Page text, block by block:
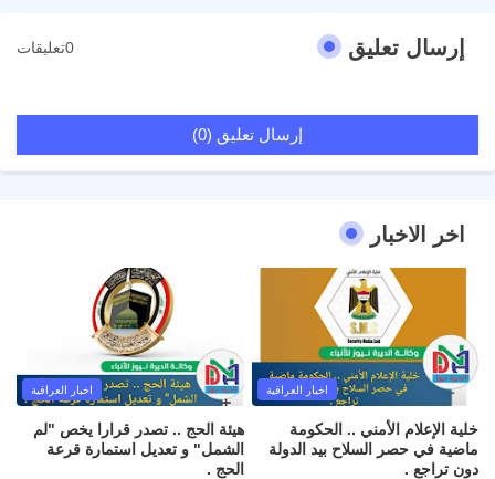
إرسال تعليق 0تعليقات
إرسال تعليق (0)
اخر الاخبار
اخبار العراقية
خلية الإعلام الأمني .. الحكومة
ماضية في حصر السلاح بيد الدولة
دون تراجع .
اخبار العراقية
هيئة الحج .. تصدر قرارا يخص "لم
الشمل" و تعديل استمارة قرعة
الحج .